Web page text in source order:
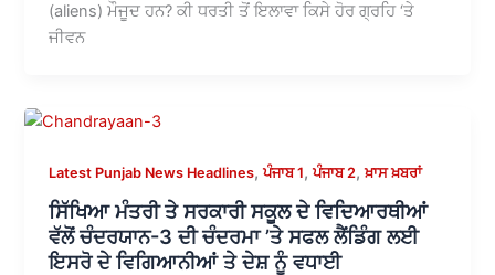
(aliens) ਮੌਜੂਦ ਹਨ? ਕੀ ਧਰਤੀ ਤੋਂ ਇਲਾਵਾ ਕਿਸੇ ਹੋਰ ਗ੍ਰਹਿ ‘ਤੇ
ਜੀਵਨ
Latest Punjab News Headlines,ਪੰਜਾਬ 1,ਪੰਜਾਬ 2,ਖ਼ਾਸ ਖ਼ਬਰਾਂ
ਸਿੱਖਿਆ ਮੰਤਰੀ ਤੇ ਸਰਕਾਰੀ ਸਕੂਲ ਦੇ ਵਿਦਿਆਰਥੀਆਂ
ਵੱਲੋਂ ਚੰਦਰਯਾਨ-3 ਦੀ ਚੰਦਰਮਾ ’ਤੇ ਸਫਲ ਲੈਂਡਿੰਗ ਲਈ
ਇਸਰੋ ਦੇ ਵਿਗਿਆਨੀਆਂ ਤੇ ਦੇਸ਼ ਨੂੰ ਵਧਾਈ